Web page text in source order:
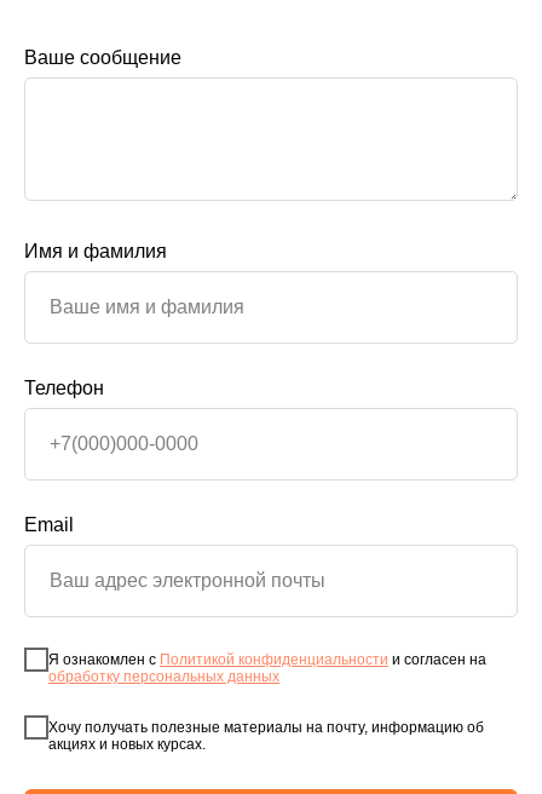
Ваше сообщение
Имя и фамилия
Телефон
Email
Я ознакомлен с Политикой конфиденциальности и согласен на
обработку персональных данных
Хочу получать полезные материалы на почту, информацию об
акциях и новых курсах.